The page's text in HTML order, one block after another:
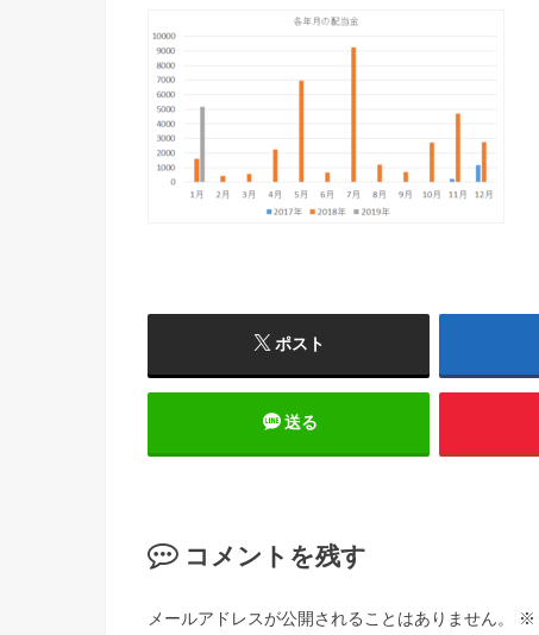
ポスト
送る
コメントを残す
メールアドレスが公開されることはありません。 ※